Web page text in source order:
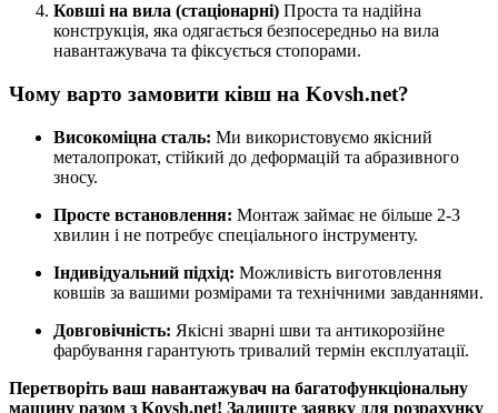
Ковші на вила (стаціонарні) Проста та надійна
конструкція, яка одягається безпосередньо на вила
навантажувача та фіксується стопорами.
Чому варто замовити ківш на Kovsh.net?
Високоміцна сталь: Ми використовуємо якісний
металопрокат, стійкий до деформацій та абразивного
зносу.
Просте встановлення: Монтаж займає не більше 2-3
хвилин і не потребує спеціального інструменту.
Індивідуальний підхід: Можливість виготовлення
ковшів за вашими розмірами та технічними завданнями.
Довговічність: Якісні зварні шви та антикорозійне
фарбування гарантують тривалий термін експлуатації.
Перетворіть ваш навантажувач на багатофункціональну
машину разом з Kovsh.net! Залиште заявку для розрахунку